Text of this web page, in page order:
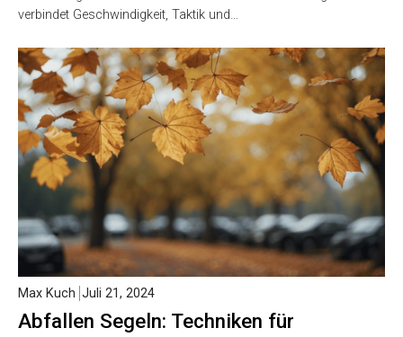
verbindet Geschwindigkeit, Taktik und…
Abfallen Segeln: Techniken für
Max Kuch Juli 21, 2024